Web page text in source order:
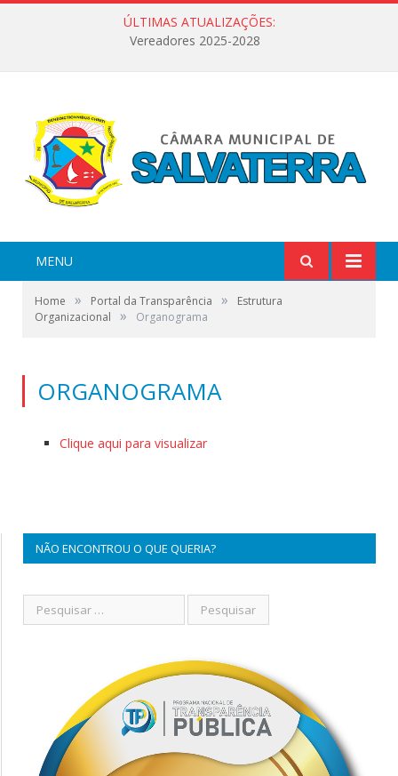
ÚLTIMAS ATUALIZAÇÕES:
Vereadores 2025-2028
MENU
Home » Portal da Transparência »
Estrutura
Organizacional
» Organograma
ORGANOGRAMA
Clique aqui para visualizar
NÃO ENCONTROU O QUE QUERIA?